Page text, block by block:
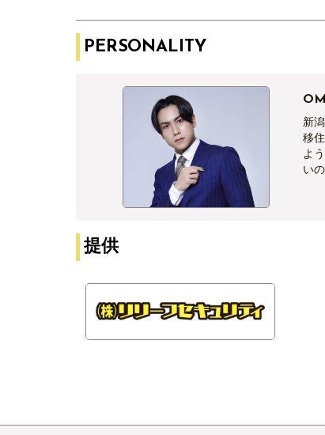
📻radiko公式サイトはこちら ＊放送後1
PERSONALITY
OMI
新
移
よ
い
提供